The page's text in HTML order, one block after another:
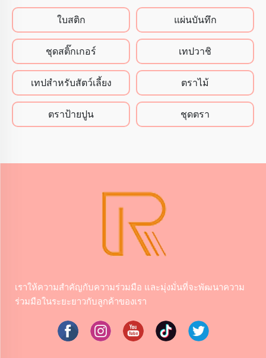
ใบสติก แผ่นบันทึก
ชุดสติ๊กเกอร์ เทปวาชิ
เทปสําหรับสัตว์เลี้ยง ตราไม้
ตราป้ายปูน ชุดตรา
เราให้ความสําคัญกับความร่วมมือ และมุ่งมั่นที่จะพัฒนาความ
ร่วมมือในระยะยาวกับลูกค้าของเรา